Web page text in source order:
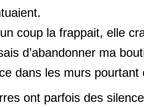
coup la frappait, elle
d’abandonner ma
dans les murs pourtant
ont parfois des